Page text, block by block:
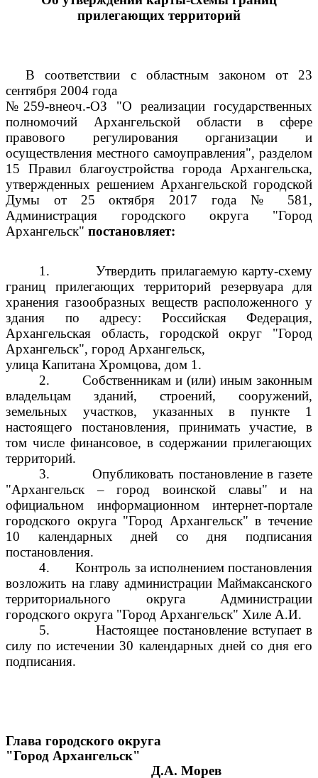
прилегающих территорий
В соответствии с областным законом от 23
сентября 2004 года
№259-внеоч.-ОЗ "О реализации государственных
полномочий Архангельской области в сфере
правового регулирования организации и
осуществления местного самоуправления", разделом
15 Правил благоустройства города Архангельска,
утвержденных решением Архангельской городской
Думы от 25 октября 2017 года № 581,
Администрация городского округа "Город
Архангельск" постановляет:
1.
Утвердить прилагаемую карту-схему
границ прилегающих территорий резервуара для
хранения газообразных веществ расположенного у
здания по адресу: Российская Федерация,
Архангельская область, городской округ "Город
Архангельск", город Архангельск,
улица Капитана Хромцова, дом 1.
2.
Собственникам и (или) иным законным
владельцам зданий, строений, сооружений,
земельных участков, указанных в пункте 1
настоящего постановления, принимать участие, в
том числе финансовое, в содержании прилегающих
территорий.
3.
Опубликовать постановление в газете
"Архангельск – город воинской славы" и на
официальном информационном интернет-портале
городского округа "Город Архангельск" в течение
10 календарных дней со дня подписания
постановления.
4.
Контроль за исполнением постановления
возложить на главу администрации Маймаксанского
территориального округа Администрации
городского округа "Город Архангельск" Хиле А.И.
5.
Настоящее постановление вступает в
силу по истечении 30 календарных дней со дня его
подписания.
Глава городского округа
"Город Архангельск"
Д.А. Морев